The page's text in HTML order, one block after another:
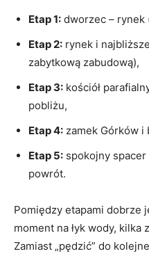
Etap 1: dworzec – rynek
Etap 2: rynek i
zabytkową zabudową),
Etap 3: kościół
pobliżu,
Etap 4: zamek Górków i
Etap 5: spokojny
powrót.
Pomiędzy etapami dobrze
moment na łyk wody,
Zamiast „pędzić” do